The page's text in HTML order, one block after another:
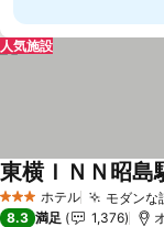
人気施設
3 ホテルのランク
ホテル モダンな
東横ＩＮＮ昭島
8.3 満足 1,376